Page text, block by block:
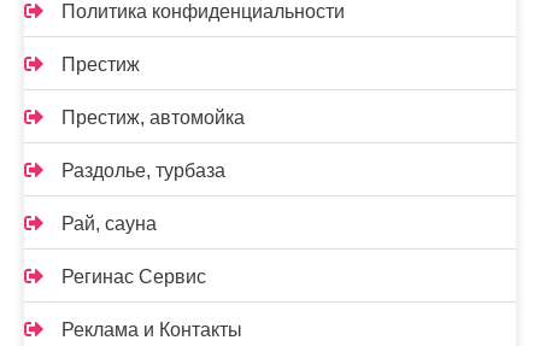
Политика конфиденциальности
Престиж
Престиж, автомойка
Раздолье, турбаза
Рай, сауна
Регинас Сервис
Реклама и Контакты